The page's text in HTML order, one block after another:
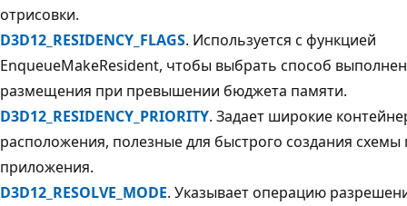
отрисовки.
D3D12_RESIDENCY_FLAGS. Используется с функцией
EnqueueMakeResident, чтобы выбрать способ
размещения при превышении бюджета памяти.
D3D12_RESIDENCY_PRIORITY. Задает широкие
расположения, полезные для быстрого создания схемы
приложения.
D3D12_RESOLVE_MODE. Указывает операцию